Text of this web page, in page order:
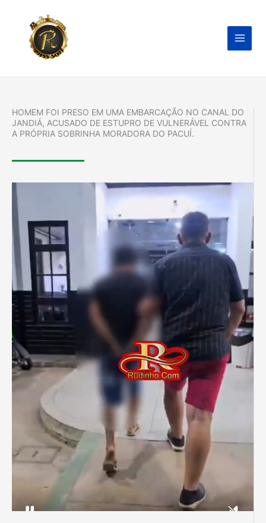
conteúdo
HOMEM FOI PRESO EM UMA EMBARCAÇÃO NO CANAL DO
JANDIÁ, ACUSADO DE ESTUPRO DE VULNERÁVEL CONTRA
A PRÓPRIA SOBRINHA MORADORA DO PACUÍ.